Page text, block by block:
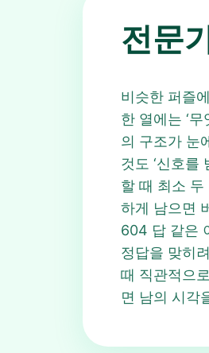
전문
비슷한 퍼즐
한 열에는 ‘
의 구조가 눈
것도 ‘신호
할 때 최소
하게 남으면
604 답 같은
정답을 맞히
때 직관적으
면 남의 시각